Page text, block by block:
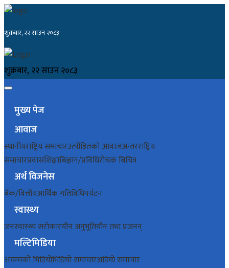
शुक्रबार, २२ साउन २०८३
शुक्रबार, २२ साउन २०८३
मुख्य पेज
आवाज
स्थानीयराष्ट्रिय समाचारउत्पीडितको आवाजअन्तरराष्ट्रिय
समाचारप्रवासशिक्षाबिज्ञान/प्रविधिरोचक बिचित्र
अर्थ विजनेस
बैंक/वित्तीयआर्थिक गतिविधिपर्यटन
स्वास्थ्य
जनस्वास्थ्य सरोकारयौन अनुभूतियौन तथा प्रजनन्
मल्टिमिडिया
अचम्मको भिडियोभिडियो समाचारअडियो समाचार